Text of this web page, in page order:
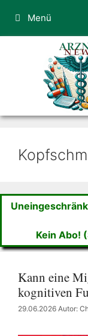
Inhalt
springen
Menü
Kein Abo!
Kann eine
kognitiven
29.06.2026 Autor: